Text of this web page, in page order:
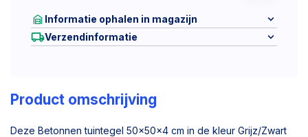
Informatie ophalen in magazijn
Verzendinformatie
Product omschrijving
Deze Betonnen tuintegel 50x50x4 cm in de kleur Grijz/Zwart